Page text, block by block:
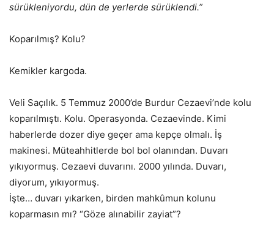
sürükleniyordu, dün de yerlerde sürüklendi.”
Koparılmış? Kolu?
Kemikler kargoda.
Veli Saçılık. 5 Temmuz 2000’de Burdur Cezaevi’nde kolu
koparılmıştı. Kolu. Operasyonda. Cezaevinde. Kimi
haberlerde dozer diye geçer ama kepçe olmalı. İş
makinesi. Müteahhitlerde bol bol olanından. Duvarı
yıkıyormuş. Cezaevi duvarını. 2000 yılında. Duvarı,
diyorum, yıkıyormuş.
İşte… duvarı yıkarken, birden mahkûmun kolunu
koparmasın mı? “Göze alınabilir zayiat”?